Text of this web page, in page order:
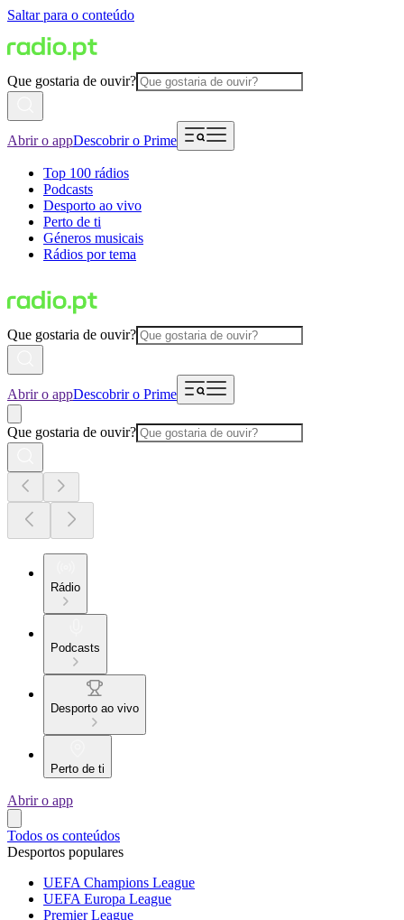
Saltar para o conteúdo
Que gostaria de ouvir?
Abrir o appDescobrir o Prime
Top 100 rádios
Podcasts
Desporto ao vivo
Perto de ti
Géneros musicais
Rádios por tema
Que gostaria de ouvir?
Abrir o appDescobrir o Prime
Que gostaria de ouvir?
Rádio
Podcasts
Desporto ao vivo
Perto de ti
Abrir o app
Todos os conteúdos
Desportos populares
UEFA Champions League
UEFA Europa League
Premier League